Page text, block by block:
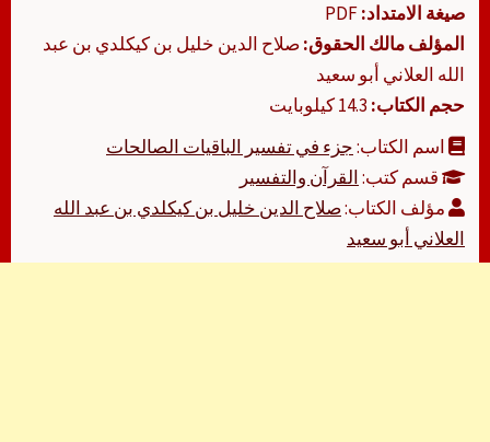
صيغة الامتداد:
المؤلف مالك الحقوق:صلاح الدين خليل بن كيكلدي بن عبد
الله العلاني أبو سعيد
حجم الكتاب:
اسم الكتاب:جزء في تفسير الباقيات الصالحات
قسم كتب:القرآن والتفسير
مؤلف الكتاب:صلاح الدين خليل بن كيكلدي بن عبد الله
العلاني أبو سعيد